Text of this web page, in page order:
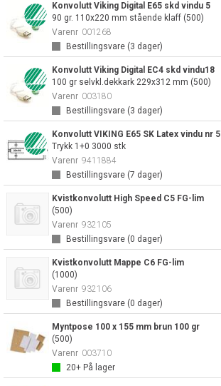
Konvolutt Viking Digital E65 skd vindu 5
90 gr. 110x220 mm stående klaff (500)
Varenr 001268
Bestillingsvare (3 dager)
Konvolutt Viking Digital EC4 skd vindu18
100 gr selvkl.dekkark 229x312 mm (500)
Varenr 003180
Bestillingsvare (3 dager)
Konvolutt VIKING E65 SK Latex vindu nr 5
Trykk 1+0 3000 stk
Varenr 9411884
Bestillingsvare (7 dager)
Kvistkonvolutt High Speed C5 FG-lim
(500)
Varenr 932105
Bestillingsvare (0 dager)
Kvistkonvolutt Mappe C6 FG-lim
(1000)
Varenr 932106
Bestillingsvare (0 dager)
Myntpose 100 x 155 mm brun 100 gr
(500)
Varenr 003710
20+ På lager